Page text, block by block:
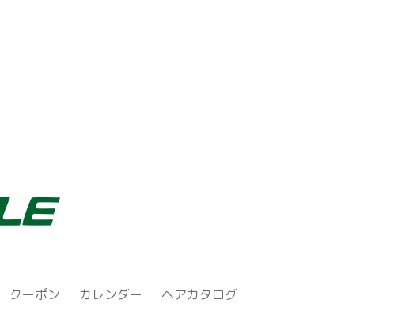
クーポン カレンダー
ヘアカタログ